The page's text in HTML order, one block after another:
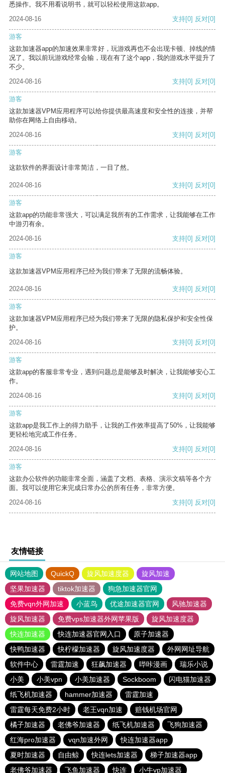
悉操作。我不用看说明书，就可以轻松使用这款app。
2024-08-16
支持[0] 反对[0]
游客
这款加速器app的加速效果非常好，玩游戏再也不会出现卡顿、掉线的情
况了。我以前玩游戏经常会输，现在有了这个app，我的游戏水平提升了
不少。
2024-08-16
支持[0] 反对[0]
游客
这款加速器VPM应用程序可以给你提供最高速度和安全性的连接，并帮
助你在网络上自由移动。
2024-08-16
支持[0] 反对[0]
游客
这款软件的界面设计非常简洁，一目了然。
2024-08-16 支持[0] 反对[0]
游客
这款app的功能非常强大，可以满足我所有的工作需求，让我能够在工作
中游刃有余。
2024-08-16
支持[0] 反对[0]
游客
这款加速器VPM应用程序已经为我们带来了无限的流畅体验。
2024-08-16 支持[0] 反对[0]
游客
这款加速器VPM应用程序已经为我们带来了无限的隐私保护和安全性保
护。
2024-08-16
支持[0] 反对[0]
游客
这款app的客服非常专业，遇到问题总是能够及时解决，让我能够安心工
作。
2024-08-16
支持[0] 反对[0]
游客
这款app是我工作上的得力助手，让我的工作效率提高了50%，让我能够
更轻松地完成工作任务。
2024-08-16
支持[0] 反对[0]
游客
这款办公软件的功能非常全面，涵盖了文档、表格、演示文稿等各个方
面。我可以使用它来完成日常办公的所有任务，非常方便。
2024-08-16
支持[0] 反对[0]
友情链接
网站地图 QuickQ 旋风加速度器
旋风加速
坚果加速器
tiktok加速器
狗急加速器官网
免费vqn外网加速
小蓝鸟 优途加速器官网
风驰加速器
旋风加速器
免费vps加速器外网苹果版
旋风加速度器
快连加速器
快连加速器官网入口
原子加速器
快鸭加速器
快柠檬加速器 旋风加速度器
外网网址导航
软件中心
雷霆加速 狂飙加速器 哔咔漫画
瑞乐小说
小美
小美vpn 小美加速器 Sockboom
闪电猫加速器
纸飞机加速器
hammer加速器
雷霆加速
雷霆每天免费2小时
老王vqn加速
赔钱机场官网
橘子加速器
老佛爷加速器 纸飞机加速器
飞狗加速器
红海pro加速器
vqn加速外网
快连加速器app
夏时加速器
自由鲸 快连lets加速器
梯子加速器app
老佛爷加速器
飞鱼加速器 快连 小牛vp加速器